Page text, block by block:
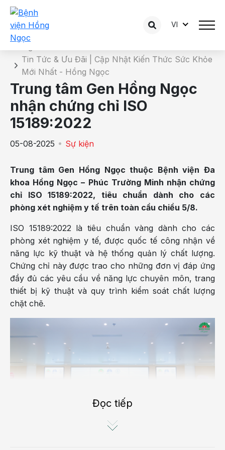
VI
Chi tiết tin tức
Tin Tức & Ưu Đãi | Cập Nhật Kiến Thức Sức Khỏe
Mới Nhất - Hồng Ngọc
Trung tâm Gen Hồng Ngọc
nhận chứng chỉ ISO
15189:2022
05-08-2025 Sự kiện
Trung tâm Gen Hồng Ngọc thuộc Bệnh viện Đa
khoa Hồng Ngọc – Phúc Trường Minh nhận chứng
chỉ ISO 15189:2022, tiêu chuẩn dành cho các
phòng xét nghiệm y tế trên toàn cầu chiều 5/8.
ISO 15189:2022 là tiêu chuẩn vàng dành cho các
phòng xét nghiệm y tế, được quốc tế công nhận về
năng lực kỹ thuật và hệ thống quản lý chất lượng.
Chứng chỉ này được trao cho những đơn vị đáp ứng
đầy đủ các yêu cầu về năng lực chuyên môn, trang
thiết bị kỹ thuật và quy trình kiểm soát chất lượng
chặt chẽ.
Đọc tiếp